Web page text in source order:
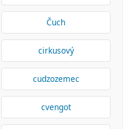
Čuch
cirkusový
cudzozemec
cvengot